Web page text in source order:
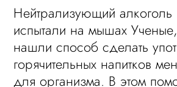
Нейтрализующий
испытали на мышах
нашли способ сделать
горячительных напитков
для организма. В этом